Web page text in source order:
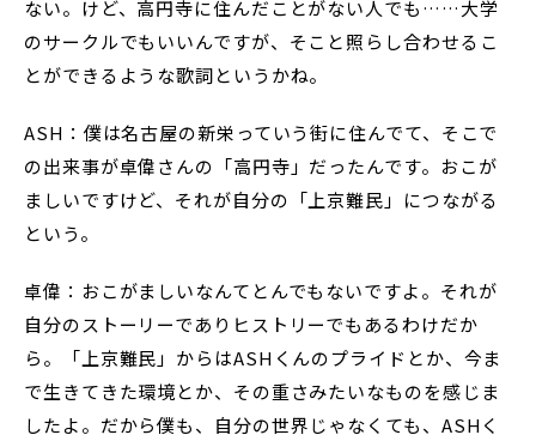
ない。けど、高円寺に住んだことがない人でも……大学
のサークルでもいいんですが、そこと照らし合わせるこ
とができるような歌詞というかね。
ASH：僕は名古屋の新栄っていう街に住んでて、そこで
の出来事が卓偉さんの「高円寺」だったんです。おこが
ましいですけど、それが自分の「上京難民」につながる
という。
卓偉：おこがましいなんてとんでもないですよ。それが
自分のストーリーでありヒストリーでもあるわけだか
ら。「上京難民」からはASHくんのプライドとか、今ま
で生きてきた環境とか、その重さみたいなものを感じま
したよ。だから僕も、自分の世界じゃなくても、ASHく